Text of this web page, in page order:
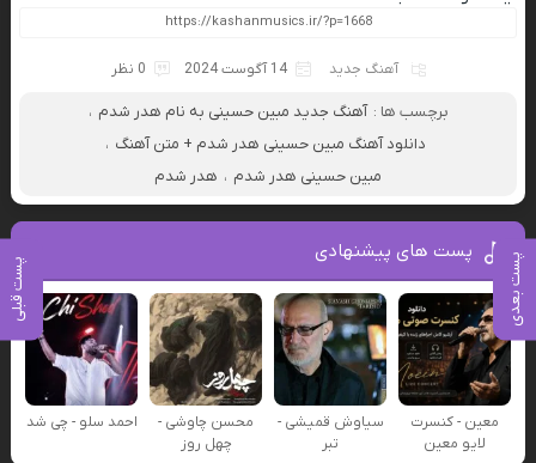
پست بعدی پست قبلی
آهنگ جدید 14 آگوست 2024 0 نظر
برچسب ها : آهنگ جدید مبین حسینی به نام هدر شدم ،
دانلود آهنگ مبین حسینی هدر شدم + متن آهنگ ،
مبین حسینی هدر شدم ، هدر شدم
پست های پیشنهادی
معین - کنسرت
لایو معین
سیاوش قمیشی -
تبر
محسن چاوشی -
چهل روز
احمد سلو - چی شد